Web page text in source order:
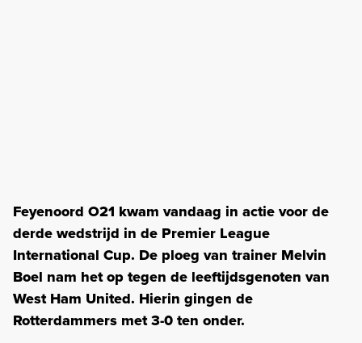
Feyenoord O21 kwam vandaag in actie voor de
derde wedstrijd in de Premier League
International Cup. De ploeg van trainer Melvin
Boel nam het op tegen de leeftijdsgenoten van
West Ham United. Hierin gingen de
Rotterdammers met 3-0 ten onder.